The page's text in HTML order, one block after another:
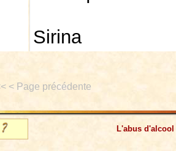
Sirina
< Page précédente
L'abus